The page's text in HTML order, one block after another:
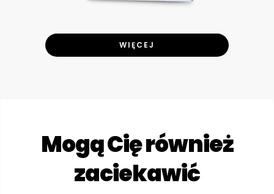
WIĘCEJ
Mogą Cię również
zaciekawić